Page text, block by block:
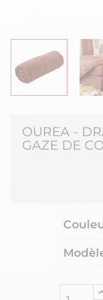
OUREA -
GAZE DE